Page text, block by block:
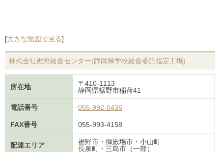
[大きな地図で見る]
株式会社裾野給食センター(静岡県学校給食委託指定工場)
所在地
〒410-1113
静岡県裾野市稲荷41
電話番号 055-992-0436
FAX番号 055-993-4158
配達エリア
裾野市・御殿場市・小山町
長泉町・三島市（一部）